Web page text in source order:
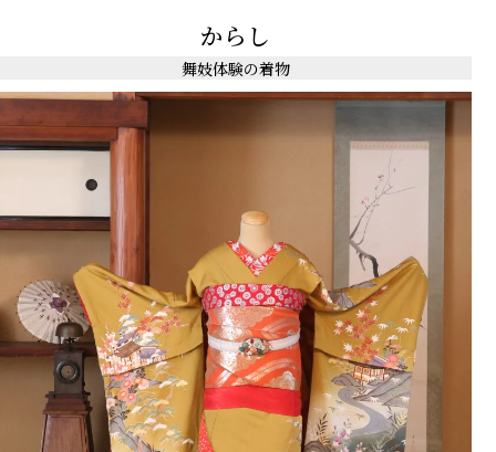
からし
舞妓体験の着物